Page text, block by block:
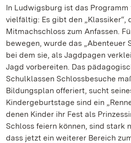
In Ludwigsburg ist das
vielfältig: Es gibt den „Klassiker“,
Mitmachschloss zum Anfassen.
bewegen, wurde das „Abenteuer
bei dem sie, als Jagdpagen
Jagd vorbereiten. Das
Schulklassen Schlossbesuche
Bildungsplan offeriert, sucht
Kindergeburtstage sind ein
denen Kinder ihr Fest als
Schloss feiern können, sind stark
dass jetzt ein weiterer Bereich